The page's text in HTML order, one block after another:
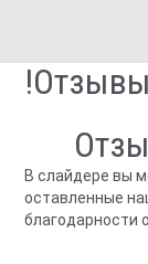
!Отзывы
В слайдере вы
оставленные
благодарности